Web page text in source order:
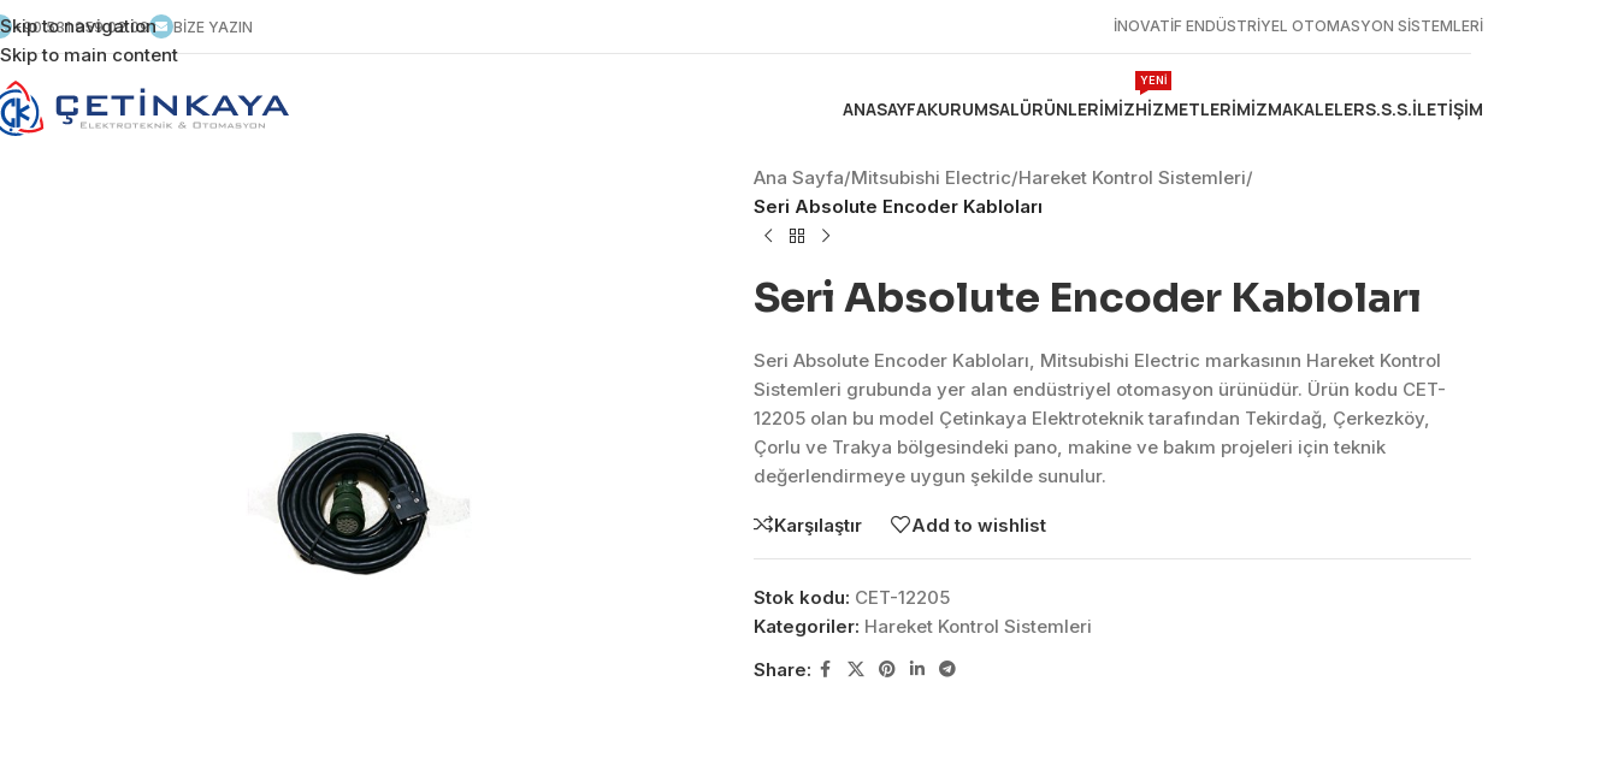
Skip to navigation
Skip to main content
+90 531 959 02 09 BİZE YAZIN İNOVATİF ENDÜSTRİYEL OTOMASYON SİSTEMLERİ
ANASAYFAKURUMSALÜRÜNLERIMIZHIZMETLERIMIZ
YENİ
MAKALELERS.S.S.İLETIŞIM
Ana Sayfa/Mitsubishi Electric/Hareket Kontrol Sistemleri/
Seri Absolute Encoder Kabloları
Seri Absolute Encoder Kabloları
Seri Absolute Encoder Kabloları, Mitsubishi Electric markasının Hareket Kontrol
Sistemleri grubunda yer alan endüstriyel otomasyon ürünüdür. Ürün kodu CET-
12205 olan bu model Çetinkaya Elektroteknik tarafından Tekirdağ, Çerkezköy,
Çorlu ve Trakya bölgesindeki pano, makine ve bakım projeleri için teknik
değerlendirmeye uygun şekilde sunulur.
Karşılaştır Add to wishlist
Stok kodu: CET-12205
Kategoriler: Hareket Kontrol Sistemleri
Share: